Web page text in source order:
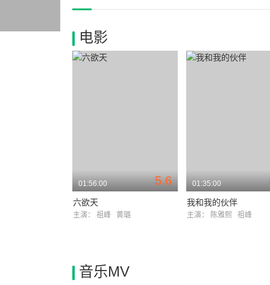
电影
5.6
01:56:00
六欲天
主演： 祖峰 黄璐
01:35:00
我和我的伙伴
主演： 陈雅熙 祖峰
音乐MV